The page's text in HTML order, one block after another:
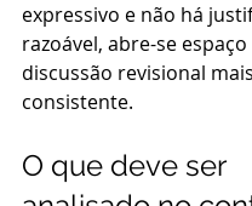
expressivo e não há
razoável, abre-se
discussão revisional mais
consistente.
O que deve ser